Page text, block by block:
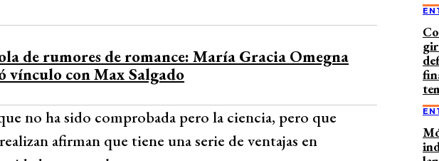
de rumores de romance: María Gracia Omegna
vínculo con Max Salgado
no ha sido comprobada pero la ciencia, pero que
afirman que tiene una serie de ventajas en